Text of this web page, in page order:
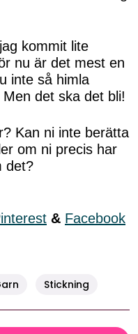
kommit lite
nu är det mest en
inte så himla
det ska det bli!
Kan ni inte berätta
om ni precis har
det?
& Facebook
Stickning